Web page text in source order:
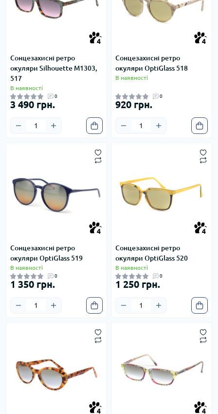
4
4
Сонцезахисні ретро
окуляри Silhouette M1303,
517
В наявності
0
3 490 грн.
4
4
Сонцезахисні ретро
окуляри OptiGlass 518
В наявності
0
920 грн.
4
4
Сонцезахисні ретро
окуляри OptiGlass 519
В наявності
0
1 350 грн.
4
4
Сонцезахисні ретро
окуляри OptiGlass 520
В наявності
0
1 250 грн.
4
4 4
4